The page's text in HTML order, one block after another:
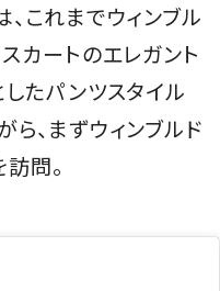
これまでウィンブル
カートのエレガント
たパンツスタイル
、まずウィンブルド
問。